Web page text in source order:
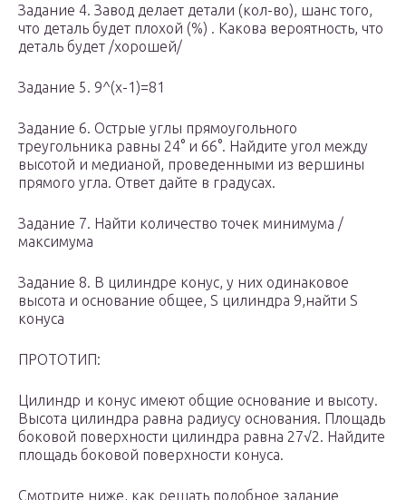
Задание 4. Завод делает детали (кол-во), шанс того,
что деталь будет плохой (%) . Какова вероятность, что
деталь будет /хорошей/
Задание 5. 9^(x-1)=81
Задание 6. Острые углы прямоугольного
треугольника равны 24° и 66°. Найдите угол между
высотой и медианой, проведенными из вершины
прямого угла. Ответ дайте в градусах.
Задание 7. Найти количество точек минимума /
максимума
Задание 8. В цилиндре конус, у них одинаковое
высота и основание общее, S цилиндра 9,найти S
конуса
ПРОТОТИП:
Цилиндр и конус имеют общие основание и высоту.
Высота цилиндра равна радиусу основания. Площадь
боковой поверхности цилиндра равна 27√2. Найдите
площадь боковой поверхности конуса.
Смотрите ниже, как решать подобное задание